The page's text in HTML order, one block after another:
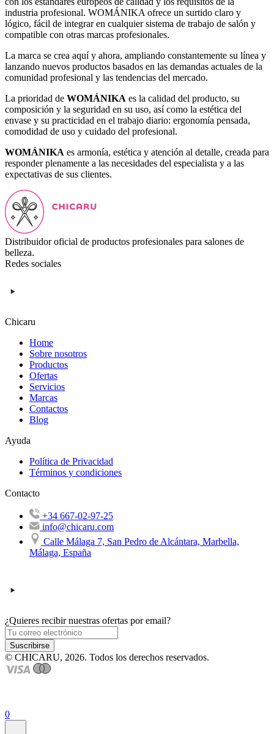
industria profesional. WOMÁNIKA ofrece un surtido claro y
lógico, fácil de integrar en cualquier sistema de trabajo de salón y
compatible con otras marcas profesionales.
La marca se crea aquí y ahora, ampliando constantemente su línea y
lanzando nuevos productos basados en las demandas actuales de la
comunidad profesional y las tendencias del mercado.
La prioridad de WOMÁNIKA es la calidad del producto, su
composición y la seguridad en su uso, así como la estética del
envase y su practicidad en el trabajo diario: ergonomía pensada,
comodidad de uso y cuidado del profesional.
WOMÁNIKA es armonía, estética y atención al detalle, creada para
responder plenamente a las necesidades del especialista y a las
expectativas de sus clientes.
Distribuidor oficial de productos profesionales para salones de
belleza.
Redes sociales
Chicaru
Home
Sobre nosotros
Productos
Ofertas
Servicios
Marcas
Contactos
Blog
Ayuda
Política de Privacidad
Términos y condiciones
Contacto
+34 667-02-97-25
info@chicaru.com
Calle Málaga 7, San Pedro de Alcántara, Marbella,
Málaga, España
¿Quieres recibir nuestras ofertas por email?
Suscribirse
© CHICARU, 2026. Todos los derechos reservados.
0